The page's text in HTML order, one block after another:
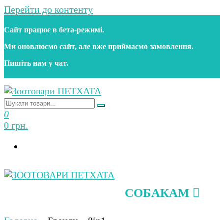
Перейти до контенту
Сайт працює в бета‑режимі.
Ми оновлюємо сайт, але вже приймаємо замовлення.
Пишіть нам у чат.
Зоотовари ПЕТХАТА
Зоомагазин для собак та котів | Корм, іграшки,
0
0 грн.
Зоомагазин для собак та котів | Корм, іграшки,
СОБАКАМ